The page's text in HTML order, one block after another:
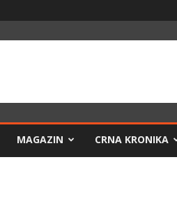
MAGAZIN CRNA KRONIKA